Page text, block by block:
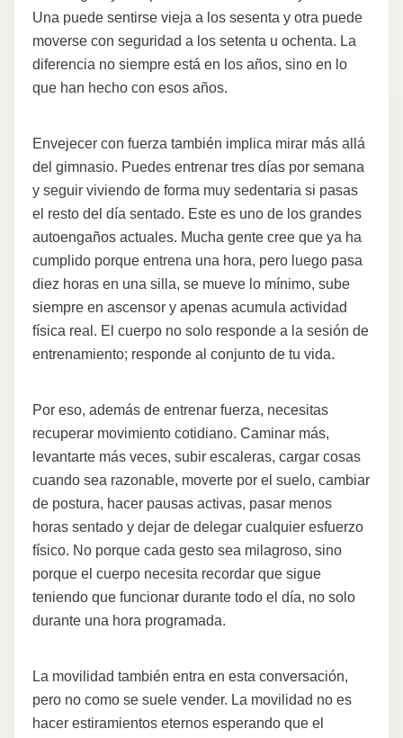
Una puede sentirse vieja a los sesenta y otra puede
moverse con seguridad a los setenta u ochenta. La
diferencia no siempre está en los años, sino en lo
que han hecho con esos años.
Envejecer con fuerza también implica mirar más allá
del gimnasio. Puedes entrenar tres días por semana
y seguir viviendo de forma muy sedentaria si pasas
el resto del día sentado. Este es uno de los grandes
autoengaños actuales. Mucha gente cree que ya ha
cumplido porque entrena una hora, pero luego pasa
diez horas en una silla, se mueve lo mínimo, sube
siempre en ascensor y apenas acumula actividad
física real. El cuerpo no solo responde a la sesión de
entrenamiento; responde al conjunto de tu vida.
Por eso, además de entrenar fuerza, necesitas
recuperar movimiento cotidiano. Caminar más,
levantarte más veces, subir escaleras, cargar cosas
cuando sea razonable, moverte por el suelo, cambiar
de postura, hacer pausas activas, pasar menos
horas sentado y dejar de delegar cualquier esfuerzo
físico. No porque cada gesto sea milagroso, sino
porque el cuerpo necesita recordar que sigue
teniendo que funcionar durante todo el día, no solo
durante una hora programada.
La movilidad también entra en esta conversación,
pero no como se suele vender. La movilidad no es
hacer estiramientos eternos esperando que el